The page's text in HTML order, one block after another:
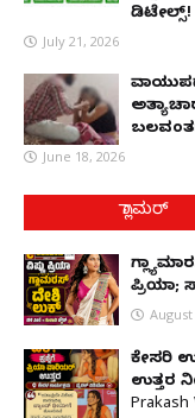
ಡಿಟೇಲ್ಸ್!
July 21, 2026
June 18, 2026
ಗ್ಲಾಮರ್
ಪ್ರಿಯಾ;
August
ಕೇಸರಿ
ಉತ್ತರ
Prakash